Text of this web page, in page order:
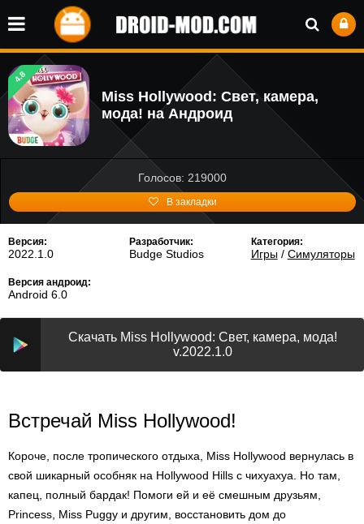
4.8
Miss Hollywood: Свет, камера,
мода! на Андроид
Голосов: 219000
В закладки
Версия:
2022.1.0
Разработчик:
Budge Studios
Категория:
Игры/ Симуляторы
Версия андроид:
Android 6.0
Скачать Miss Hollywood: Свет, камера, мода!
v.2022.1.0
Встречай Miss Hollywood!
Короче, после тропического отдыха, Miss Hollywood вернулась в
свой шикарный особняк на Hollywood Hills с чихуахуа. Но там,
капец, полный бардак! Помоги ей и её смешным друзьям,
Princess, Miss Puggy и другим, восстановить дом до